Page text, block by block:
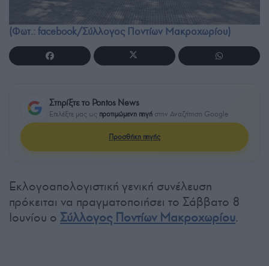
(Φωτ.: facebook/Σύλλογος Ποντίων Μακροχωρίου)
Στηρίξτε το Pontos News
Επιλέξτε μας ως προτιμώμενη πηγή στην Αναζήτηση Google
Προσθήκη πηγής
Εκλογοαπολογιστική γενική συνέλευση
πρόκειται να πραγματοποιήσει το Σάββατο 8
Ιουνίου ο Σύλλογος Ποντίων Μακροχωρίου.